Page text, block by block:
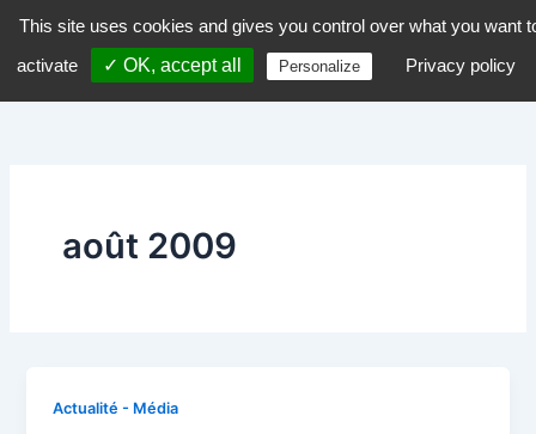
contenu
dZiGue
août 2009
Actualité - Média
This site uses cookies and gives you control over what you want
activate
✓ OK, accept all Personalize Privacy policy